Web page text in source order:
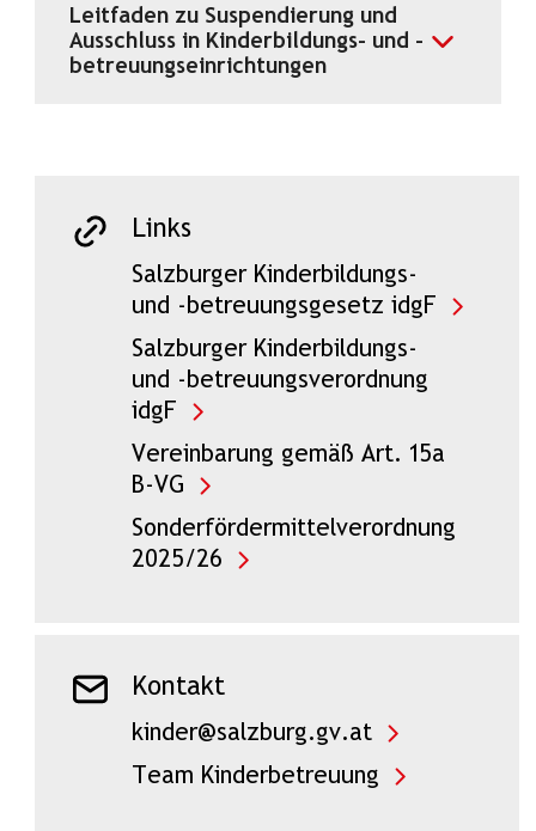
Leitfaden zu Suspendierung und
Ausschluss in Kinderbildungs- und -
betreuungseinrichtungen
Links
Salzburger Kinderbildungs-
und -betreuungsgesetz idgF
Salzburger Kinderbildungs-
und -betreuungsverordnung
idgF
Vereinbarung gemäß Art. 15a
B-VG
Sonderfördermittelverordnung
2025/26
Kontakt
kinder@salzburg.gv.at
Team Kinderbetreuung